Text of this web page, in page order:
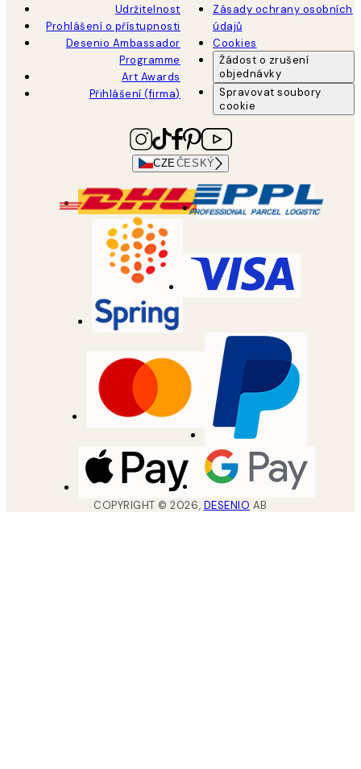
Udržitelnost
Prohlášení o přístupnosti
Desenio Ambassador
Programme
Art Awards
Přihlášení (firma)
Zásady ochrany osobních
údajů
Cookies
Žádost o zrušení
objednávky
Spravovat soubory
cookie
CZEČESKÝ
COPYRIGHT ©2026, DESENIO AB